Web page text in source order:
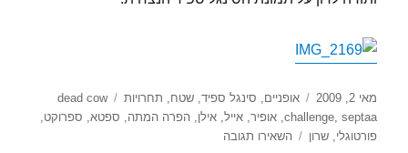
פורסם
בתאריך
מאי 2, 2009 קטגוריות
אופניים סינגל ספיד ,שטח תחרויות תגיות
dead cow
challenge, septaa
,אופיר ,אייל ,אילן ,הפרה המתה ספטא ספרוקט
פורטוגלי ,שרון השאירו תגובה